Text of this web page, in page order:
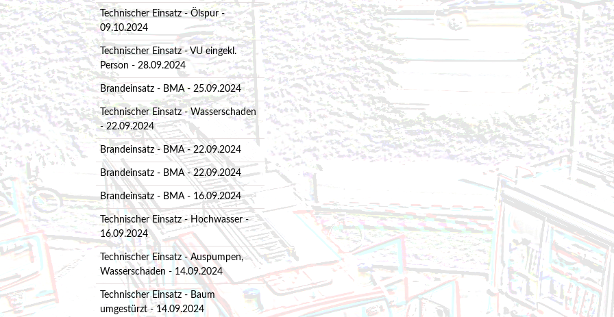
Brandeinsatz - Fahrzeugbrand - 27.07.2024
Technischer Einsatz - Aufräumen nach VU -
Brandeinsatz - BMA - 20.07.2024
Brandeinsatz - BMA - 10.07.2024
Brandeinsatz - BMA - 29.06.2024
Brandeinsatz - Garagenbrand - 21.06.2024
Technischer Einsatz - Ölspur - 18.06.2024
Technischer Einsatz - VU eingekl. Person -
Technischer Einsatz - Öleinsatz - 10.06.2024
Brandeinsatz - BMA - 07.06.2024
Technischer Einsatz - Ölspur - 04.06.2024
Technischer Einsatz - Türöffnung - 14.05.2024
Brandeinsatz - Brandverdacht - 13.05.2024
Technischer Einsatz - VU auf Autobahn -
Brandeinsatz - BMA - 02.05.2024
Technischer Einsatz - Ölspur -
09.10.2024
Technischer Einsatz - VU eingekl.
Person - 28.09.2024
Brandeinsatz - BMA - 25.09.2024
Technischer Einsatz - Wasserschaden
- 22.09.2024
Brandeinsatz - BMA - 22.09.2024
Brandeinsatz - BMA - 22.09.2024
Brandeinsatz - BMA - 16.09.2024
Technischer Einsatz - Hochwasser -
16.09.2024
Technischer Einsatz - Auspumpen,
Wasserschaden - 14.09.2024
Technischer Einsatz - Baum
umgestürzt - 14.09.2024